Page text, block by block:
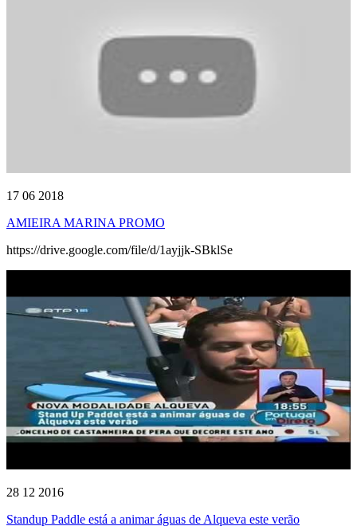
17 06 2018
AMIEIRA MARINA PROMO
https://drive.google.com/file/d/1ayjjk-SBklSe
28 12 2016
Standup Paddle está a animar águas de Alqueva este verão